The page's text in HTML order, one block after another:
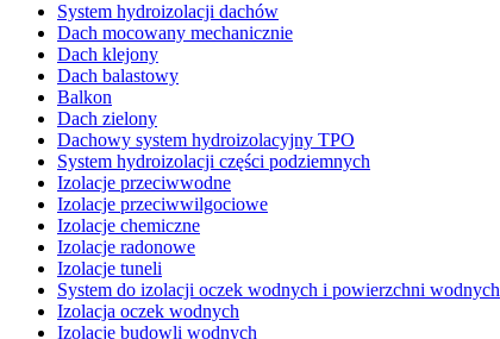
System hydroizolacji dachów
Dach mocowany mechanicznie
Dach klejony
Dach balastowy
Balkon
Dach zielony
Dachowy system hydroizolacyjny TPO
System hydroizolacji części podziemnych
Izolacje przeciwwodne
Izolacje przeciwwilgociowe
Izolacje chemiczne
Izolacje radonowe
Izolacje tuneli
System do izolacji oczek wodnych i powierzchni wodnych
Izolacja oczek wodnych
Izolacje budowli wodnych